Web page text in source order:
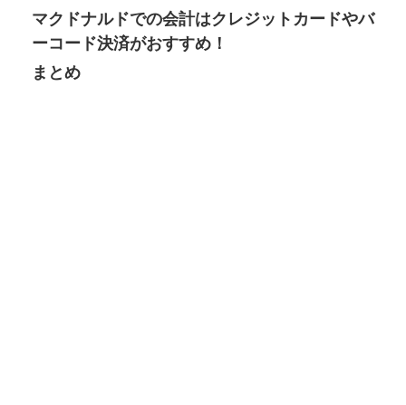
マクドナルドでの会計はクレジットカードやバ
ーコード決済がおすすめ！
まとめ